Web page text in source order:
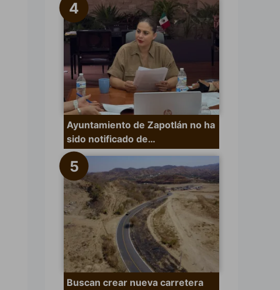
Ayuntamiento de Zapotlán no ha
sido notificado de…
Buscan crear nueva carretera